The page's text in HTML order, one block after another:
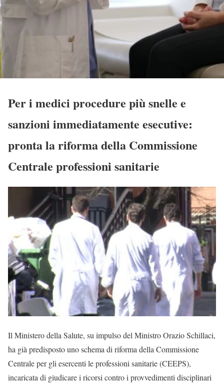
Per i medici procedure più snelle e
sanzioni immediatamente esecutive:
pronta la riforma della Commissione
Centrale professioni sanitarie
Il Ministero della Salute, su impulso del Ministro Orazio Schillaci,
ha già predisposto uno schema di riforma della Commissione
Centrale per gli esercenti le professioni sanitarie (CEEPS),
incaricata di giudicare i ricorsi contro i provvedimenti disciplinari